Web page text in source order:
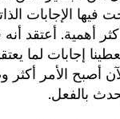
فيها الإجابات
أهمية. أعتقد أنه
إجابات لما
أصبح الأمر أكثر
بالفعل.